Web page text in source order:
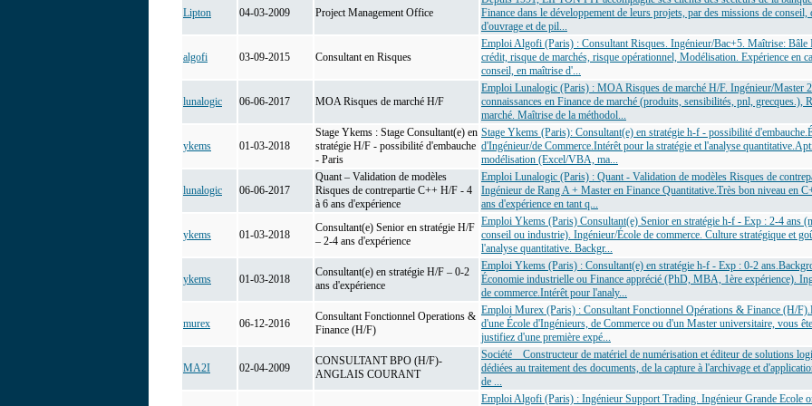
Lipton 04-03-2009 Project Management Office
Finance dans le développement de leurs projets, par des missions de conseil,
d'ouvrage et de pil...
algofi 03-09-2015 Consultant en Risques
Emploi Algofi (Paris) : Consultant Risques. Ingénieur/Bac+5. Maîtrise: Bâle
crédit, risque de marchés, risque opérationnel, Modélisation. Expérience en
conseil, en maîtrise d'...
lunalogic 06-06-2017 MOA Risques de marché H/F
Emploi Lunalogic (Paris) : MOA Risques de marché H/F. Ingénieur/Master
connaissances en Finance de marché (produits, sensibilités, pnl, grecques.),
marché. Maîtrise de la méthodol...
ykems 01-03-2018
Stage Ykems : Stage Consultant(e) en
stratégie H/F - possibilité d'embauche
- Paris
Stage Ykems (Paris): Consultant(e) en stratégie h-f - possibilité
d'Ingénieur/de Commerce.Intérêt pour la stratégie et l'analyse
modélisation (Excel/VBA, ma...
lunalogic 06-06-2017
Quant – Validation de modèles
Risques de contrepartie C++ H/F - 4
à 6 ans d'expérience
Emploi Lunalogic (Paris) : Quant - Validation de modèles Risques de
Ingénieur de Rang A + Master en Finance Quantitative.Très bon niveau en
ans d'expérience en tant q...
ykems 01-03-2018
Consultant(e) Senior en stratégie H/F
– 2-4 ans d'expérience
Emploi Ykems (Paris) Consultant(e) Senior en stratégie h-f - Exp : 2-4 ans
conseil ou industrie). Ingénieur/École de commerce. Culture stratégique et
l'analyse quantitative. Backgr...
ykems 01-03-2018
Consultant(e) en stratégie H/F – 0-2
ans d'expérience
Emploi Ykems (Paris) : Consultant(e) en stratégie h-f - Exp : 0-2
Économie industrielle ou Finance apprécié (PhD, MBA, 1ère expérience).
de commerce.Intérêt pour l'analy...
murex 06-12-2016
Consultant Fonctionnel Operations &
Finance (H/F)
Emploi Murex (Paris) : Consultant Fonctionnel Opérations & Finance (H/
d'une École d'Ingénieurs, de Commerce ou d'un Master universitaire, vous
justifiez d'une première expé...
MA2I 02-04-2009
CONSULTANT BPO (H/F)-
ANGLAIS COURANT
Société Constructeur de matériel de numérisation et éditeur de solutions
dédiées au traitement des documents, de la capture à l'archivage et
de ...
Emploi Algofi (Paris) : Ingénieur Support Trading. Ingénieur Grande Ecole